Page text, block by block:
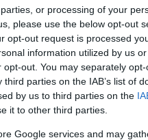
or processing of your
please use the below opt-out
opt-out request is processed
information utilized by us
out. You may separately
parties on the IAB’s list of
by us to third parties on the
it to other third parties.
Google services and may
színpadán volt látható.
XIII. Fesztiválján Moliere
utcai társulat.
Színház. Október végén
elnyerte a legjobb